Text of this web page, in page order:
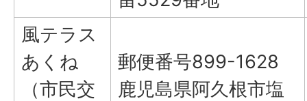
風テラス
あくね
（市民交
郵便番号899-1628
鹿児島県阿久根市塩